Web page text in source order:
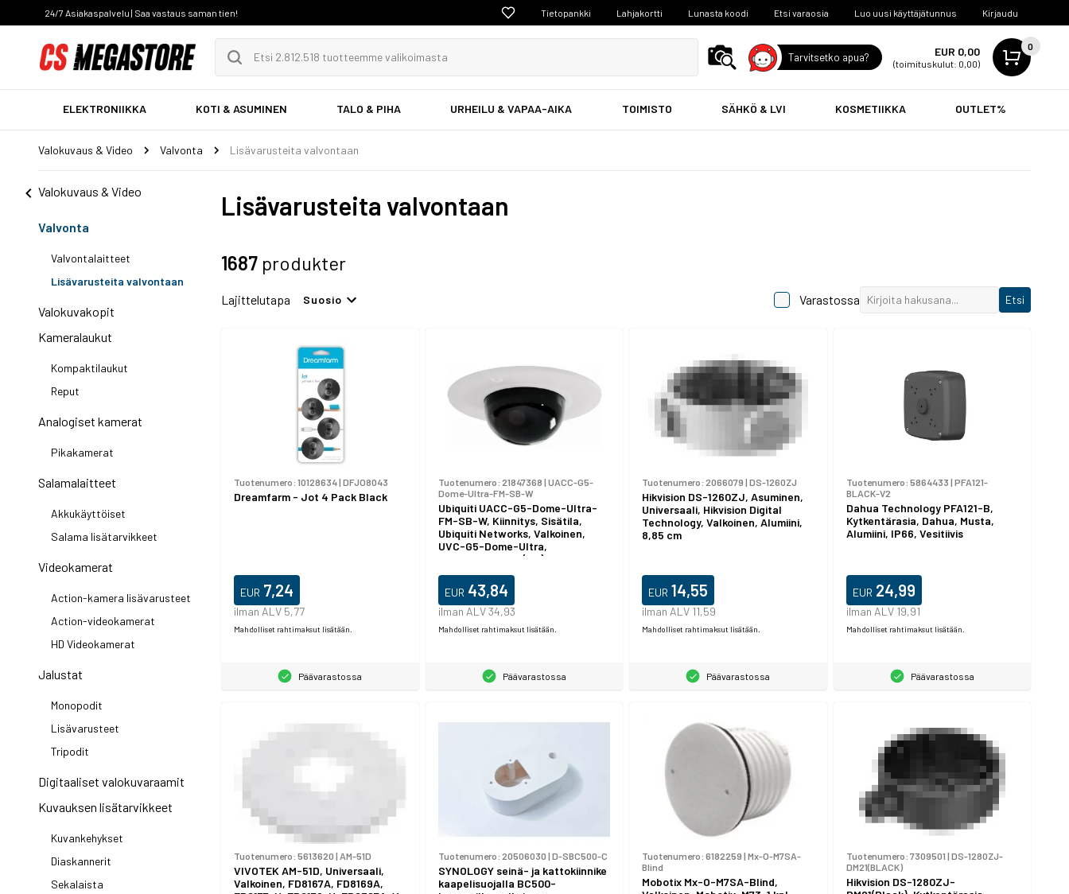
24/7 Asiakaspalvelu | Saa vastaus saman tien! Tietopankki Lahjakortti Lunasta koodi Etsi varaosia Luo uusi käyttäjätunnus Kirjaudu
Tarvitsetko apua? EUR 0,00
(toimituskulut: 0,00)
0
ELEKTRONIIKKA KOTI & ASUMINEN TALO & PIHA URHEILU & VAPAA-AIKA TOIMISTO SÄHKÖ & LVI KOSMETIIKKA OUTLET%
Valokuvaus & Video Valvonta Lisävarusteita valvontaan
Valokuvaus & Video
Valvonta
Valvontalaitteet
Lisävarusteita valvontaan
Valokuvakopit
Kameralaukut
Kompaktilaukut
Reput
Analogiset kamerat
Pikakamerat
Salamalaitteet
Akkukäyttöiset
Salama lisätarvikkeet
Videokamerat
Action-kamera lisävarusteet
Action-videokamerat
HD Videokamerat
Jalustat
Monopodit
Lisävarusteet
Tripodit
Digitaaliset valokuvaraamit
Kuvauksen lisätarvikkeet
Kuvankehykset
Diaskannerit
Sekalaista
Lisävarusteita valvontaan
1687 produkter
Lajittelutapa Suosio Varastossa Etsi
Tuotenumero: 10128634| DFJO8043
Dreamfarm - Jot 4 Pack Black
EUR 7,24
ilman ALV 5,77
Mahdolliset rahtimaksut lisätään.
Päävarastossa
Tuotenumero: 21847368 | UACC-G5-
Dome-Ultra-FM-SB-W
Ubiquiti UACC-G5-Dome-Ultra-
FM-SB-W, Kiinnitys, Sisätila,
Ubiquiti Networks, Valkoinen,
UVC-G5-Dome-Ultra,
Polykarbonaatti (PC)
EUR 43,84
ilman ALV 34,93
Mahdolliset rahtimaksut lisätään.
Päävarastossa
Tuotenumero: 2066079 | DS-1260ZJ
Hikvision DS-1260ZJ, Asuminen,
Universaali, Hikvision Digital
Technology, Valkoinen, Alumiini,
8,85 cm
EUR 14,55
ilman ALV 11,59
Mahdolliset rahtimaksut lisätään.
Päävarastossa
Tuotenumero: 5864433 | PFA121-
BLACK-V2
Dahua Technology PFA121-B,
Kytkentärasia, Dahua, Musta,
Alumiini, IP66, Vesitiivis
EUR 24,99
ilman ALV 19,91
Mahdolliset rahtimaksut lisätään.
Päävarastossa
Tuotenumero: 5613620 | AM-51D
VIVOTEK AM-51D, Universaali,
Valkoinen, FD8167A, FD8169A,
Tuotenumero: 20506030 | D-SBC500-C
SYNOLOGY seinä- ja kattokiinnike
kaapelisuojalla BC500-
Tuotenumero: 6182259 | Mx-O-M7SA-
Blind
Mobotix Mx-O-M7SA-Blind,
Tuotenumero: 7309501 | DS-1280ZJ-
DM21(BLACK)
Hikvision DS-1280ZJ-